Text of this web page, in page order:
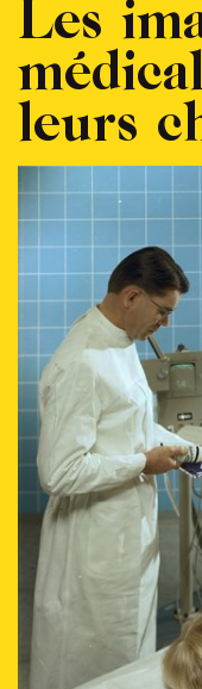
Les
leurs